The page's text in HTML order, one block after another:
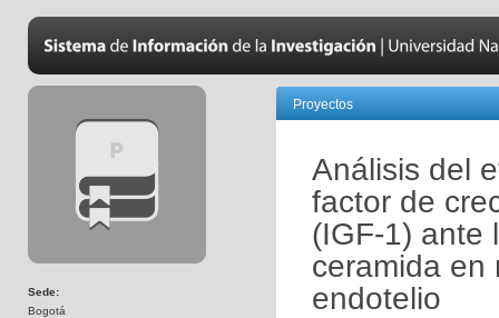
Sede:
Bogotá
Proyectos
Análisis del
factor de
(IGF-1) ante
ceramida en
endotelio